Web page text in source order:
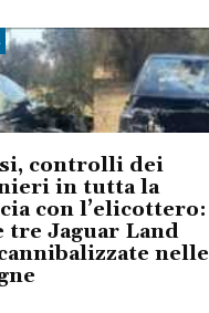
controlli dei
in tutta la
con l’elicottero:
tre Jaguar Land
nelle